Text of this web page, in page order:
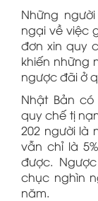
Những
ngại về việc
đơn xin quy
khiến những
ngược đãi ở
Nhật Bản
quy chế tị
202 người là
vẫn chỉ là
được.
chục nghìn
năm.